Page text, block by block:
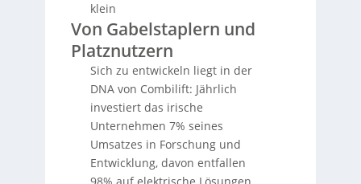
klein
Von Gabelstaplern und
Platznutzern
Sich zu entwickeln liegt in der
DNA von Combilift: Jährlich
investiert das irische
Unternehmen 7% seines
Umsatzes in Forschung und
Entwicklung, davon entfallen